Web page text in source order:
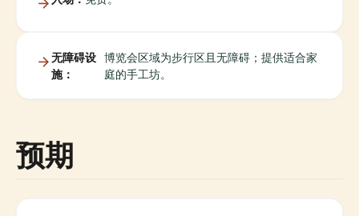
无障碍设
施：
博览会区域为步行区且无障碍；提供适合家
庭的手工坊。
预期